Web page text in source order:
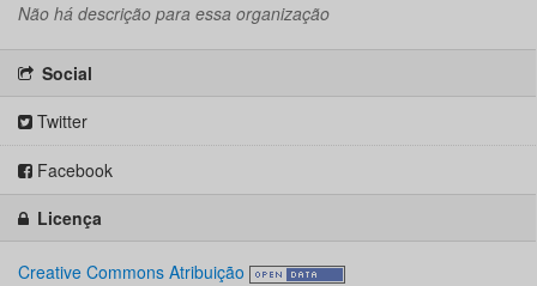
Não há descrição para essa organização
Social
Twitter
Facebook
Licença
Creative Commons Atribuição